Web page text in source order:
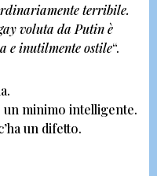
terribile.
voluta da Putin è
e inutilmente ostile“.
un minimo intelligente.
un difetto.